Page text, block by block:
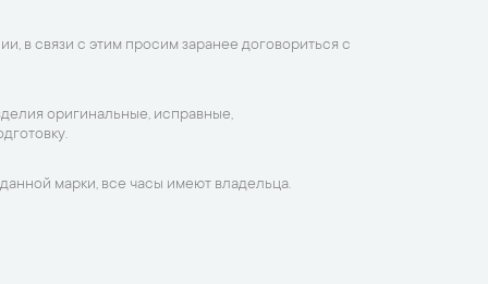
в связи с этим просим заранее договориться с
оригинальные, исправные,
марки, все часы имеют владельца.